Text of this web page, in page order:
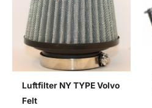
Luftfilter NY TYPE Volvo
Felt